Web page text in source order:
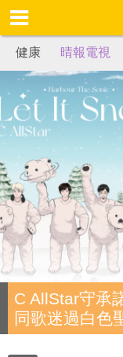
健康 晴報電視
C AllStar守承
同歌迷過白色